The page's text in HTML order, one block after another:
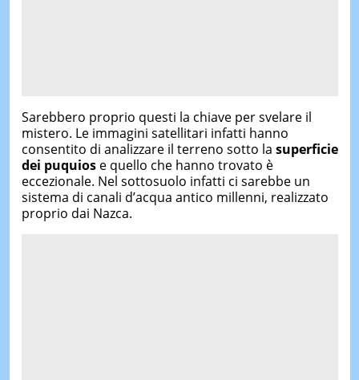
Sarebbero proprio questi la chiave per svelare il
mistero. Le immagini satellitari infatti hanno
consentito di analizzare il terreno sotto la superficie
dei puquiose quello che hanno trovato è
eccezionale. Nel sottosuolo infatti ci sarebbe un
sistema di canali d’acqua antico millenni, realizzato
proprio dai Nazca.